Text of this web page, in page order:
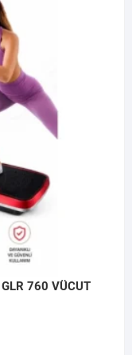
760 VÜCUT